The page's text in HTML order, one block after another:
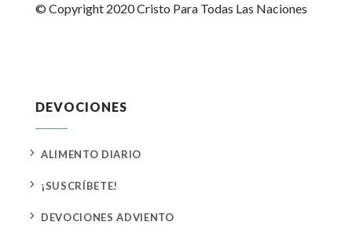
© Copyright 2020 Cristo Para Todas Las Naciones
DEVOCIONES
5 ALIMENTO DIARIO
5 ¡SUSCRÍBETE!
5 DEVOCIONES ADVIENTO